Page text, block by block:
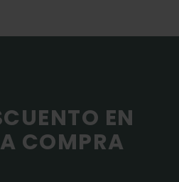
EN
COMPRA